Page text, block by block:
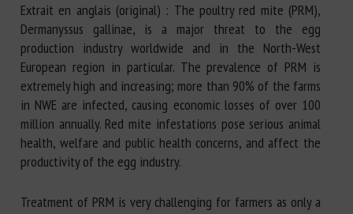
Extrait en anglais (original) : The poultry red mite (PRM),
Dermanyssus gallinae, is a major threat to the egg
production industry worldwide and in the North-West
European region in particular. The prevalence of PRM is
extremely high and increasing; more than 90% of the farms
in NWE are infected, causing economic losses of over 100
million annually. Red mite infestations pose serious animal
health, welfare and public health concerns, and affect the
productivity of the egg industry.
Treatment of PRM is very challenging for farmers as only a